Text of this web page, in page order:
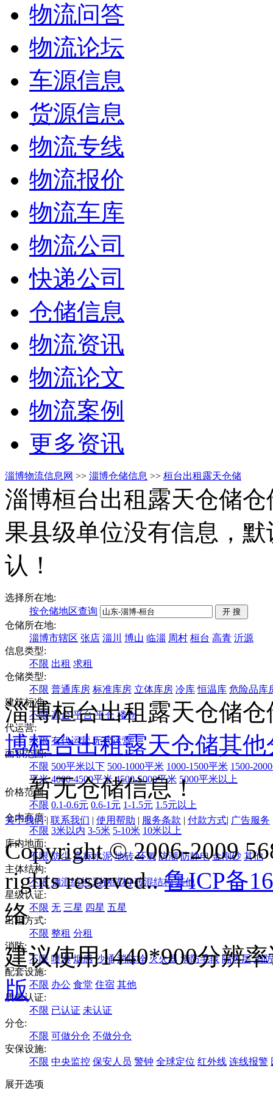
物流问答
物流论坛
车源信息
货源信息
物流专线
物流报价
物流车库
物流公司
快递公司
仓储信息
物流资讯
物流论文
物流案例
更多资讯
淄博物流信息网 >> 淄博仓储信息 >> 桓台出租露天仓储
淄博桓台出租露天仓储
果县级单位没有信息，
认！
选择所在地:
按仓储地区查询
仓储所在地:
淄博市辖区 张店 淄川 博山 临淄 周村 桓台 高青 沂源
信息类型:
不限 出租 求租
仓储类型:
不限 普通库房 标准库房 立体库房 冷库 恒温库 危险品库
建筑标准:
不限 高台 平台 平仓 楼仓
代运营:
不限 有代运营 无代运营
面积范围:
不限 500平米以下 500-1000平米 1000-1500平米 1500-
平米 4000-4500平米 4500-5000平米 5000平米以上
价格范围:
不限 0.1-0.6元 0.6-1元 1-1.5元 1.5元以上
仓内高度:
不限 3米以内 3-5米 5-10米 10米以上
库内地面:
不限 防尘 高标水泥 地砖 环氧 防潮 防静电 金刚砂 其他
主体结构:
不限 钢混结构 彩钢结构 砖混结构 其他
星级认证:
不限 无 三星 四星 五星
出租方式:
不限 整租 分租
消防:
不限 喷淋 烟感 沙桶 消防栓 灭火器 消防毛毯 隔热层 消
配套设施:
不限 办公 食堂 住宿 其他
质量认证:
不限 已认证 未认证
分仓:
不限 可做分仓 不做分仓
安保设施:
不限 中央监控 保安人员 警钟 全球定位 红外线 连线报警
展开选项
淄博桓台出租露天仓储仓
博桓台出租露天仓储其他
暂无仓储信息！
关于我们| 联系我们 | 使用帮助 | 服务条款 | 付款方式| 广告服务
Copyright © 2006-2009
rights reserved..鲁ICP备
络
建议使用1440*900分辨
版